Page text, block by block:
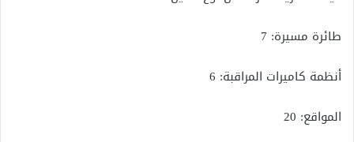
طائرة مسيرة: 7
أنظمة كاميرات المراقبة: 6
المواقع: 20